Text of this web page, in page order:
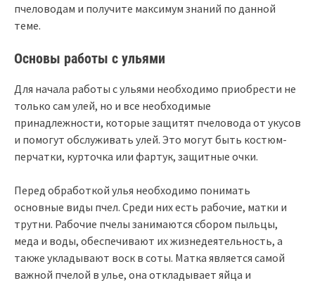
пчеловодам и получите максимум знаний по данной
теме.
Основы работы с ульями
Для начала работы с ульями необходимо приобрести не
только сам улей, но и все необходимые
принадлежности, которые защитят пчеловода от укусов
и помогут обслуживать улей. Это могут быть костюм-
перчатки, курточка или фартук, защитные очки.
Перед обработкой улья необходимо понимать
основные виды пчел. Среди них есть рабочие, матки и
трутни. Рабочие пчелы занимаются сбором пыльцы,
меда и воды, обеспечивают их жизнедеятельность, а
также укладывают воск в соты. Матка является самой
важной пчелой в улье, она откладывает яйца и